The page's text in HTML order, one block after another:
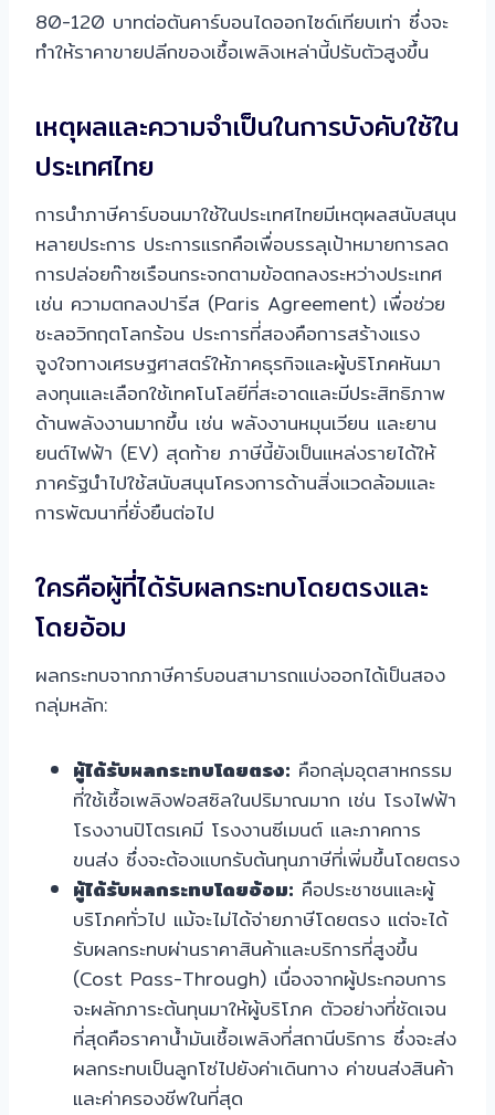
80-120 บาทต่อตันคาร์บอนไดออกไซด์เทียบเท่า ซึ่งจะ
ทำให้ราคาขายปลีกของเชื้อเพลิงเหล่านี้ปรับตัวสูงขึ้น
เหตุผลและความจำเป็นในการบังคับใช้ใน
ประเทศไทย
การนำภาษีคาร์บอนมาใช้ในประเทศไทยมีเหตุผลสนับสนุน
หลายประการ ประการแรกคือเพื่อบรรลุเป้าหมายการลด
การปล่อยก๊าซเรือนกระจกตามข้อตกลงระหว่างประเทศ
เช่น ความตกลงปารีส (Paris Agreement) เพื่อช่วย
ชะลอวิกฤตโลกร้อน ประการที่สองคือการสร้างแรง
จูงใจทางเศรษฐศาสตร์ให้ภาคธุรกิจและผู้บริโภคหันมา
ลงทุนและเลือกใช้เทคโนโลยีที่สะอาดและมีประสิทธิภาพ
ด้านพลังงานมากขึ้น เช่น พลังงานหมุนเวียน และยาน
ยนต์ไฟฟ้า (EV) สุดท้าย ภาษีนี้ยังเป็นแหล่งรายได้ให้
ภาครัฐนำไปใช้สนับสนุนโครงการด้านสิ่งแวดล้อมและ
การพัฒนาที่ยั่งยืนต่อไป
ใครคือผู้ที่ได้รับผลกระทบโดยตรงและ
โดยอ้อม
ผลกระทบจากภาษีคาร์บอนสามารถแบ่งออกได้เป็นสอง
กลุ่มหลัก:
ผู้ได้รับผลกระทบโดยตรง: คือกลุ่มอุตสาหกรรม
ที่ใช้เชื้อเพลิงฟอสซิลในปริมาณมาก เช่น โรงไฟฟ้า
โรงงานปิโตรเคมี โรงงานซีเมนต์ และภาคการ
ขนส่ง ซึ่งจะต้องแบกรับต้นทุนภาษีที่เพิ่มขึ้นโดยตรง
ผู้ได้รับผลกระทบโดยอ้อม: คือประชาชนและผู้
บริโภคทั่วไป แม้จะไม่ได้จ่ายภาษีโดยตรง แต่จะได้
รับผลกระทบผ่านราคาสินค้าและบริการที่สูงขึ้น
(Cost Pass-Through) เนื่องจากผู้ประกอบการ
จะผลักภาระต้นทุนมาให้ผู้บริโภค ตัวอย่างที่ชัดเจน
ที่สุดคือราคาน้ำมันเชื้อเพลิงที่สถานีบริการ ซึ่งจะส่ง
ผลกระทบเป็นลูกโซ่ไปยังค่าเดินทาง ค่าขนส่งสินค้า
และค่าครองชีพในที่สุด